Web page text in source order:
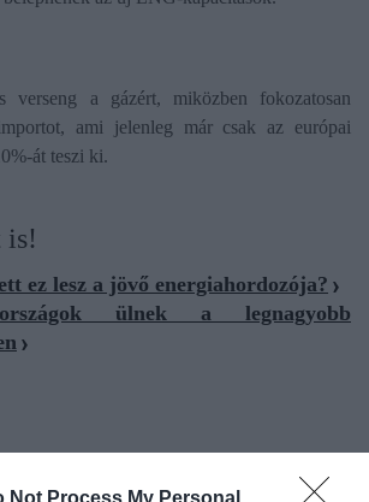
Not Process My Personal
verseng a gázért, miközben fokozatosan
ami jelenleg már csak az európai
át teszi ki.
is!
ez lesz a jövő energiahordozója?
ülnek a legnagyobb
tőzsde orosz-ukrán háború áresés